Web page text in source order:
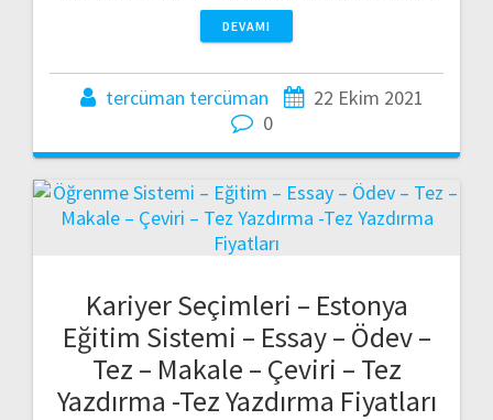
DEVAMI
tercüman tercüman
22 Ekim 2021
0
Kariyer Seçimleri – Estonya
Eğitim Sistemi – Essay – Ödev –
Tez – Makale – Çeviri – Tez
Yazdırma -Tez Yazdırma Fiyatları